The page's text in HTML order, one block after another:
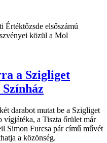
Értéktőzsde elsőszámú
közül a Mol
a Szigliget
darabot mutat be a Szigliget
a Tiszta őrület már
Simon Furcsa pár című művét
a közönség.